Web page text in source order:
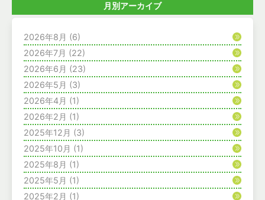
月別アーカイブ
2026年8月 (6)
2026年7月 (22)
2026年6月 (23)
2026年5月 (3)
2026年4月 (1)
2026年2月 (1)
2025年12月 (3)
2025年10月 (1)
2025年8月 (1)
2025年5月 (1)
2025年2月 (1)